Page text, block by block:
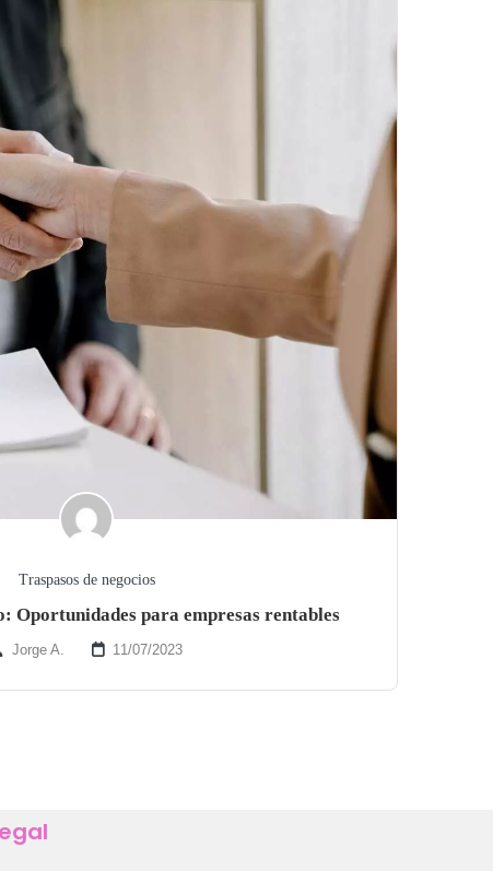
Traspasos de negocios
Oportunidades para empresas rentables
Jorge A. 11/07/2023